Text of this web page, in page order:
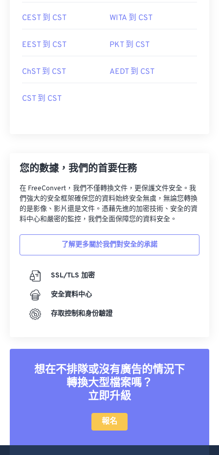
CEST 到 CST WITA 到 CST
EEST 到 CST PKT 到 CST
ChST 到 CST AEDT 到 CST
CST 到 CST
您的數據，我們的首要任務
在 FreeConvert，我們不僅轉換文件，更保護文件安全。我
們強大的安全框架確保您的資料始終安全無虞，無論您轉換
的是影像、影片還是文件。憑藉先進的加密技術、安全的資
料中心和嚴密的監控，我們全面保障您的資料安全。
了解更多關於我們對安全的承諾
SSL/TLS 加密
安全資料中心
存取控制和身份驗證
想在不排隊或沒有廣告的情況下
轉換大型檔案嗎？
立即升級
報名